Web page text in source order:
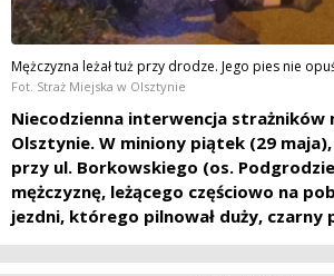
Mężczyzna leżał tuż przy drodze. Jego pies nie
Fot. Straż Miejska w Olsztynie
Niecodzienna interwencja strażników
Olsztynie. W miniony piątek (29
przy ul. Borkowskiego (os.
mężczyznę, leżącego częściowo na
jezdni, którego pilnował duży, czarny